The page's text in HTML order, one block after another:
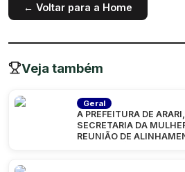
← Voltar para a Home
Veja também
Geral
A PREFEITURA DE
SECRETARIA DA
REUNIÃO DE